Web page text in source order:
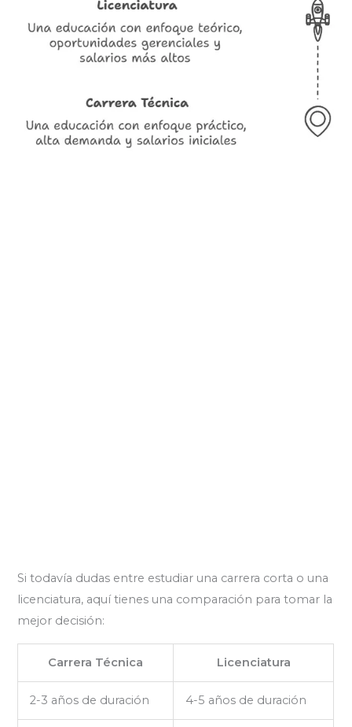
Si todavía dudas entre estudiar una carrera corta o una
licenciatura, aquí tienes una comparación para tomar la
mejor decisión:
Carrera Técnica Licenciatura
2-3 años de duración 4-5 años de duración